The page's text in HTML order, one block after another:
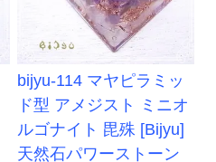
bijyu-114 マヤピラミッ
ド型 アメジスト ミニオ
ルゴナイト 毘殊 [Bijyu]
天然石パワーストーン